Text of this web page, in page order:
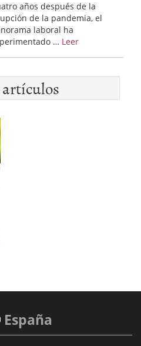
años después de la
de la pandemia, el
laboral ha
… Leer
España